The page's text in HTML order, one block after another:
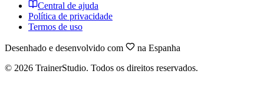
Central de ajuda
Política de privacidade
Termos de uso
Desenhado e desenvolvido com
na Espanha
© 2026 TrainerStudio. Todos os direitos reservados.